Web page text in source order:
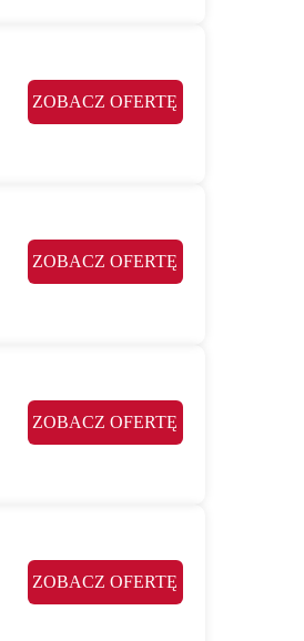
ZOBACZ OFERTĘ
ZOBACZ OFERTĘ
ZOBACZ OFERTĘ
ZOBACZ OFERTĘ